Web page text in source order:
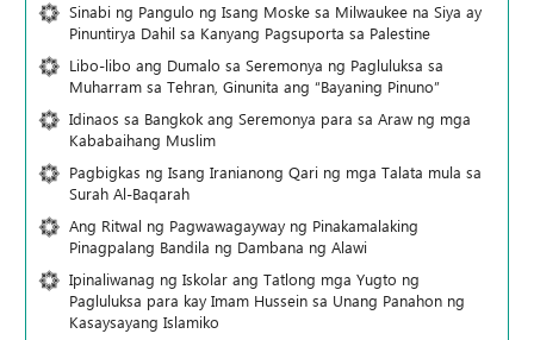
Sinabi ng Pangulo ng Isang Moske sa Milwaukee na Siya ay
Pinuntirya Dahil sa Kanyang Pagsuporta sa Palestine
Libo-libo ang Dumalo sa Seremonya ng Pagluluksa sa
Muharram sa Tehran, Ginunita ang “Bayaning Pinuno”
Idinaos sa Bangkok ang Seremonya para sa Araw ng mga
Kababaihang Muslim
Pagbigkas ng Isang Iranianong Qari ng mga Talata mula sa
Surah Al-Baqarah
Ang Ritwal ng Pagwawagayway ng Pinakamalaking
Pinagpalang Bandila ng Dambana ng Alawi
Ipinaliwanag ng Iskolar ang Tatlong mga Yugto ng
Pagluluksa para kay Imam Hussein sa Unang Panahon ng
Kasaysayang Islamiko